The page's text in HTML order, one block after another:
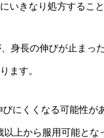
いきなり処方するこ
身長の伸びが止まっ
ます。
にくくなる可能性が
上から服用可能と